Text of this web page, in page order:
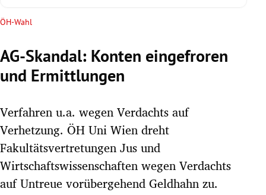
Untermenü
Untermenü
ÖH-Wahl
AG-Skandal: Konten eingefroren
und Ermittlungen
Verfahren u.a. wegen Verdachts auf
Verhetzung. ÖH Uni Wien dreht
Fakultätsvertretungen Jus und
Wirtschaftswissenschaften wegen Verdachts
auf Untreue vorübergehend Geldhahn zu.